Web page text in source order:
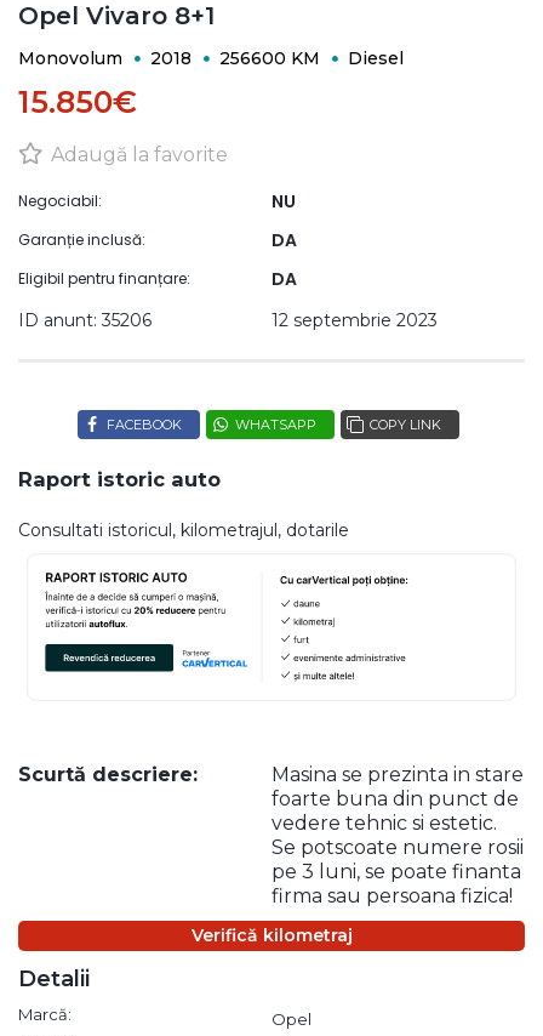
Opel Vivaro 8+1
Monovolum 2018 256600 KM Diesel
15.850€
Adaugă la favorite
Negociabil: NU
Garanție inclusă: DA
Eligibil pentru finanțare: DA
ID anunt: 35206 12 septembrie 2023
FACEBOOK WHATSAPP COPY LINK
Raport istoric auto
Consultati istoricul, kilometrajul, dotarile
Scurtă descriere:
Masina se prezinta in stare
foarte buna din punct de
vedere tehnic si estetic.
Se potscoate numere rosii
pe 3 luni, se poate finanta
firma sau persoana fizica!
Verifică kilometraj
Detalii
Marcă:
Opel